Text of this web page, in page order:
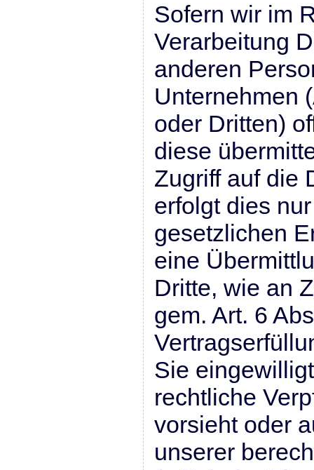
Sofern wir im
Verarbeitung
anderen
Unternehmen
oder Dritten)
diese
Zugriff auf die
erfolgt dies
gesetzlichen
eine
Dritte, wie an
gem. Art. 6
Sie
rechtliche
vorsieht oder
unserer